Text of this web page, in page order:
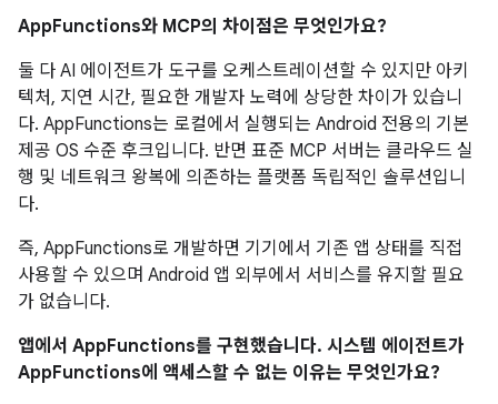
AppFunctions와 MCP의 차이점은 무엇인가요?
둘 다 AI 에이전트가 도구를 오케스트레이션할 수 있지만 아키
텍처, 지연 시간, 필요한 개발자 노력에 상당한 차이가 있습니
다. AppFunctions는 로컬에서 실행되는 Android 전용의 기본
제공 OS 수준 후크입니다. 반면 표준 MCP 서버는 클라우드 실
행 및 네트워크 왕복에 의존하는 플랫폼 독립적인 솔루션입니
다.
즉, AppFunctions로 개발하면 기기에서 기존 앱 상태를 직접
사용할 수 있으며 Android 앱 외부에서 서비스를 유지할 필요
가 없습니다.
앱에서 AppFunctions를 구현했습니다. 시스템 에이전트가
AppFunctions에 액세스할 수 없는 이유는 무엇인가요?